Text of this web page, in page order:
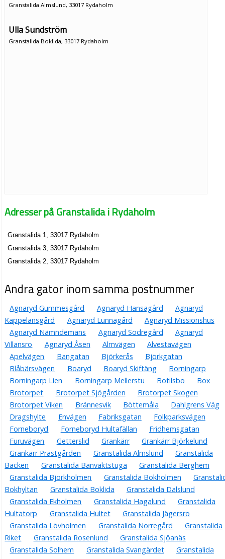
Granstalida Almslund, 33017 Rydaholm
Ulla Sundström
Granstalida Boklida, 33017 Rydaholm
Adresser på Granstalida i Rydaholm
Granstalida 1, 33017 Rydaholm
Granstalida 3, 33017 Rydaholm
Granstalida 2, 33017 Rydaholm
Andra gator inom samma postnummer
Agnaryd Gummesgård Agnaryd Hansagård
Agnaryd
Kappelansgård
Agnaryd Lunnagård
Agnaryd Missionshus
Agnaryd Nämndemans
Agnaryd Södregård
Agnaryd
Villansro
Agnaryd Åsen Almvägen
Alvestavägen
Apelvägen
Bangatan Björkerås
Björkgatan
Blåbärsvägen
Boaryd Boaryd Skiftäng
Borningarp
Borningarp Lien
Borningarp Mellerstu Botilsbo
Box
Brotorpet
Brotorpet Sjögården
Brotorpet Skogen
Brotorpet Viken
Brännesvik Böttemåla
Dahlgrens Väg
Dragshylte
Envägen Fabriksgatan
Folkparksvägen
Forneboryd
Forneboryd Hultafällan
Fridhemsgatan
Furuvägen
Getterslid Grankärr
Grankärr Björkelund
Grankärr Prästgården
Granstalida Almslund
Granstalida
Backen
Granstalida Banvaktstuga
Granstalida Berghem
Granstalida Björkholmen
Granstalida Bokholmen
Bokhyltan
Granstalida Boklida
Granstalida Dalslund
Granstalida Ekholmen
Granstalida Hagalund
Granstalida
Hultatorp
Granstalida Hultet
Granstalida Jägersro
Granstalida Lövholmen
Granstalida Norregård
Granstalida
Riket
Granstalida Rosenlund
Granstalida Sjöanäs
Granstalida Solhem
Granstalida Svangärdet
Granstalida